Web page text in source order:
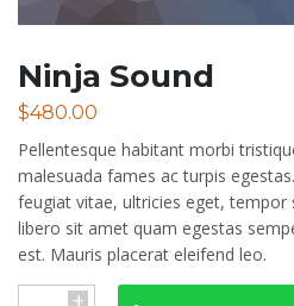
Ninja Sound
$480.00
Pellentesque habitant morbi
malesuada fames ac turpis
feugiat vitae, ultricies eget, tempor
libero sit amet quam egestas
est. Mauris placerat eleifend leo.
+